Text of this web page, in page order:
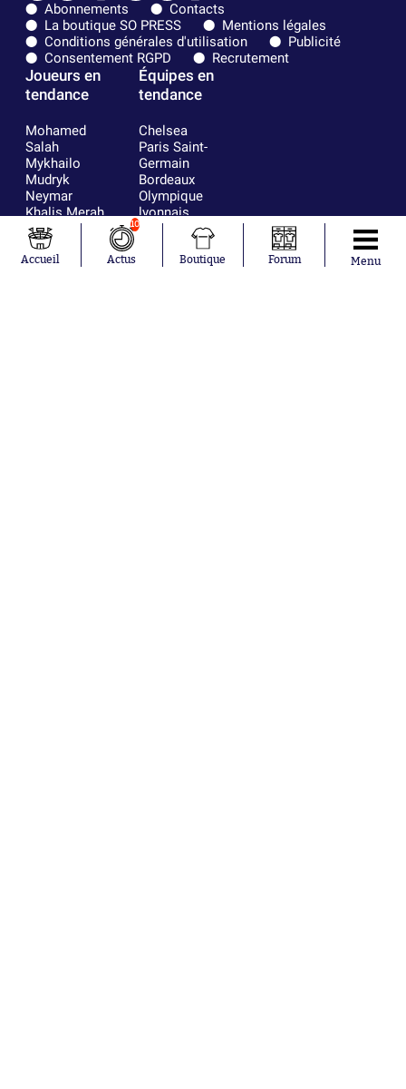
Abonnements
Contacts
La boutique SO PRESS
Mentions légales
Conditions générales d'utilisation
Publicité
Consentement RGPD
Recrutement
Joueurs en
tendance
Mohamed
Salah
Mykhailo
Mudryk
Neymar
Khalis Merah
Loïs Openda
Moussa
Niakhaté
Équipes en
tendance
Chelsea
Paris Saint-
Germain
Bordeaux
Olympique
lyonnais
FIFA
Real Madrid
RC Strasbourg
Accueil
10
Actus Boutique Forum Menu